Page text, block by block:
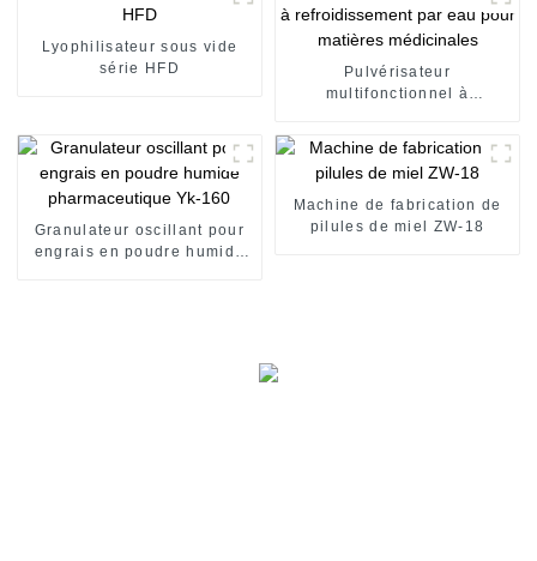
Lyophilisateur sous vide
série HFD
Pulvérisateur
multifonctionnel à
pour matières médicinales
Granulateur oscillant pour
engrais en poudre humide
Machine de fabrication de
pilules de miel ZW-18